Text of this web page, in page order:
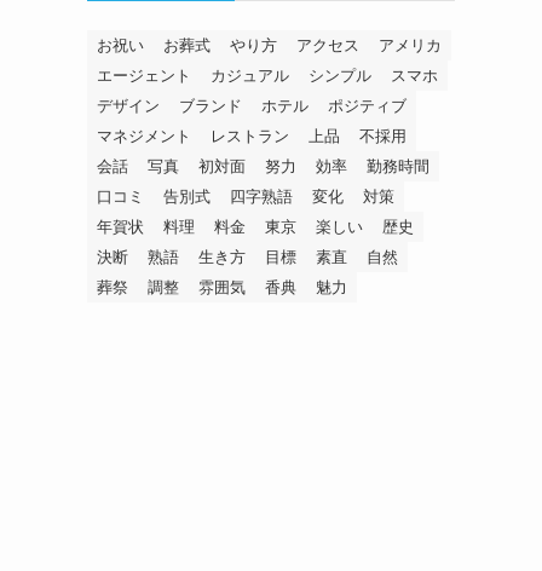
お祝い お葬式 やり方 アクセス
アメリカ
エージェント
カジュアル シンプル
スマホ
デザイン
ブランド ホテル
ポジティブ
マネジメント
レストラン 上品
不採用
会話
写真 初対面 努力 効率
勤務時間
口コミ
告別式 四字熟語 変化
対策
年賀状
料理 料金 東京 楽しい
歴史
決断
熟語 生き方 目標 素直
自然
葬祭
調整 雰囲気 香典 魅力